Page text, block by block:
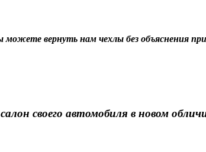
вернуть нам чехлы без объяснения
своего автомобиля в новом